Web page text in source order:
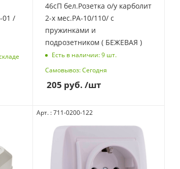
01 /
46сП бел.Розетка о/у карболит
2-х мес.РА-10/110/ с
пружинками и
подрозетником ( БЕЖЕВАЯ )
Есть в наличии: 9 шт.
Самовывоз: Сегодня
205 руб. /шт
Арт. : 711-0200-122